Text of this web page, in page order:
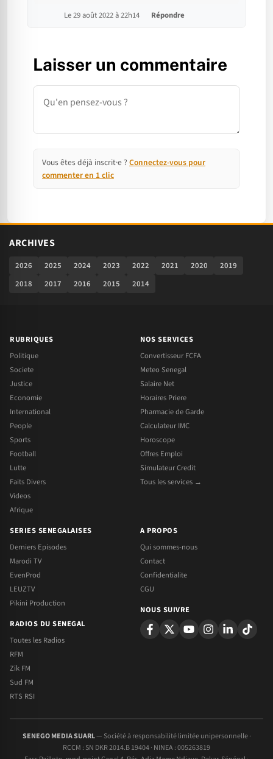
Le 29 août 2022 à 22h14 Répondre
Laisser un commentaire
Commentaire
Vous êtes déjà inscrit·e ? Connectez-vous pour
commenter en 1 clic
ARCHIVES
2026 2025 2024 2023 2022 2021 2020
2019
2018
2017 2016 2015 2014
RUBRIQUES
Politique
Societe
Justice
Economie
International
People
Sports
Football
Lutte
Faits Divers
Videos
Afrique
NOS SERVICES
Convertisseur FCFA
Meteo Senegal
Salaire Net
Horaires Priere
Pharmacie de Garde
Calculateur IMC
Horoscope
Offres Emploi
Simulateur Credit
Tous les services →
SERIES SENEGALAISES
Derniers Episodes
Marodi TV
EvenProd
LEUZTV
Pikini Production
RADIOS DU SENEGAL
Toutes les Radios
RFM
Zik FM
Sud FM
RTS RSI
A PROPOS
Qui sommes-nous
Contact
Confidentialite
CGU
NOUS SUIVRE
SENEGO MEDIA SUARL— Société à responsabilité limitée unipersonnelle ·
RCCM : SN DKR 2014.B 19404 · NINEA : 005263819